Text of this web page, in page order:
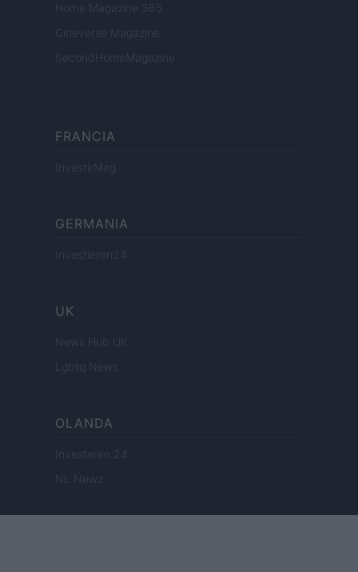
Home Magazine 365
Cineverse Magazine
SecondHomeMagazine
FRANCIA
InvestirMag
GERMANIA
Investieren24
UK
News Hub UK
Lgbtq News
OLANDA
Investeren 24
NL Newz